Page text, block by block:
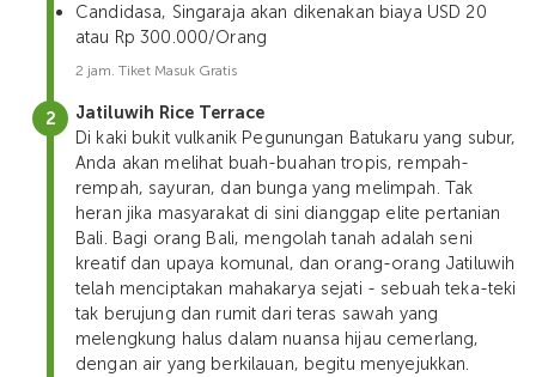
Candidasa, Singaraja akan dikenakan biaya USD 20
atau Rp 300.000/Orang
2 jam. Tiket Masuk Gratis
Jatiluwih Rice Terrace
Di kaki bukit vulkanik Pegunungan Batukaru yang subur,
Anda akan melihat buah-buahan tropis, rempah-
rempah, sayuran, dan bunga yang melimpah. Tak
heran jika masyarakat di sini dianggap elite pertanian
Bali. Bagi orang Bali, mengolah tanah adalah seni
kreatif dan upaya komunal, dan orang-orang Jatiluwih
telah menciptakan mahakarya sejati - sebuah teka-teki
tak berujung dan rumit dari teras sawah yang
melengkung halus dalam nuansa hijau cemerlang,
dengan air yang berkilauan, begitu menyejukkan.